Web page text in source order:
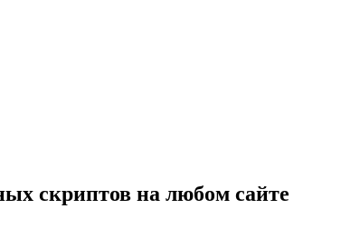
скриптов на любом сайте